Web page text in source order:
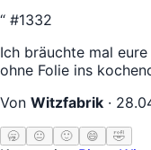
“ #1332
Ich bräuchte mal
ohne Folie ins
Von Witzfabrik ·
🥱 😐 🙂 😄 🤣